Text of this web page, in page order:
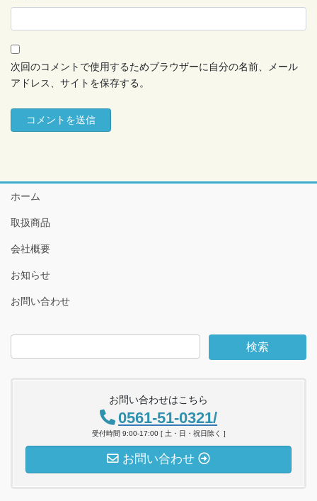
次回のコメントで使用するためブラウザーに自分の名前、メール
アドレス、サイトを保存する。
ホーム
取扱商品
会社概要
お知らせ
お問い合わせ
お問い合わせはこちら
0561-51-0321/
受付時間 9:00-17:00 [ 土・日・祝日除く ]
お問い合わせ